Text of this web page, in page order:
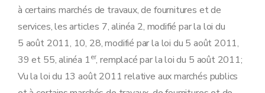
Art. 19
Art. 21
Art. 22
Art. 23
Section 3
Garanties financières
Art. 24
Art. 25
à certains marchés de travaux, de fournitures et de
services, les articles 7, alinéa 2, modifié par la loi du
5 août 2011, 10, 28, modifié par la loi du 5 août 2011,
39 et 55, alinéa 1er, remplacé par la loi du 5 août 2011;
Vu la loi du 13 août 2011 relative aux marchés publics